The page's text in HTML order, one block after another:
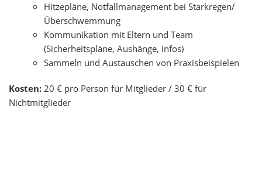
Hitzepläne, Notfallmanagement bei Starkregen/
Überschwemmung
Kommunikation mit Eltern und Team
(Sicherheitspläne, Aushänge, Infos)
Sammeln und Austauschen von Praxisbeispielen
Kosten: 20 € pro Person für Mitglieder / 30 € für
Nichtmitglieder